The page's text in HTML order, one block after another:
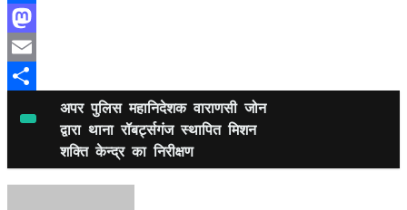
Facebook
Mastodon
Email
Share
अपर पुलिस महानिदेशक वाराणसी जोन
द्वारा थाना रॉबर्ट्सगंज स्थापित मिशन
शक्ति केन्द्र का निरीक्षण